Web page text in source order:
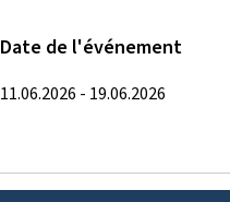
Date de l'événement
11.06.2026 - 19.06.2026